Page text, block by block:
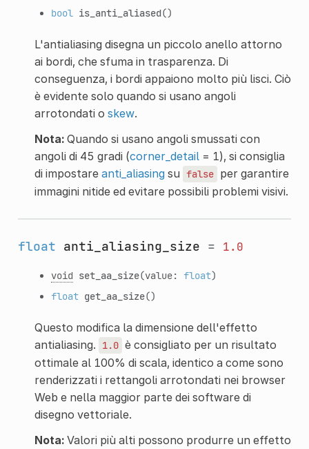
bool is_anti_aliased()
L'antialiasing disegna un piccolo anello attorno
ai bordi, che sfuma in trasparenza. Di
conseguenza, i bordi appaiono molto più lisci. Ciò
è evidente solo quando si usano angoli
arrotondati o skew.
Nota:Quando si usano angoli smussati con
angoli di 45 gradi (corner_detail= 1), si consiglia
di impostare anti_aliasingsu false per garantire
immagini nitide ed evitare possibili problemi visivi.
float anti_aliasing_size = 1.0
void set_aa_size(value: float)
float get_aa_size()
Questo modifica la dimensione dell'effetto
antialiasing.
1.0 è consigliato per un risultato
ottimale al 100% di scala, identico a come sono
renderizzati i rettangoli arrotondati nei browser
Web e nella maggior parte dei software di
disegno vettoriale.
Nota:Valori più alti possono produrre un effetto